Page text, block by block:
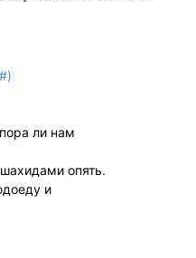
ли нам
опять.
и